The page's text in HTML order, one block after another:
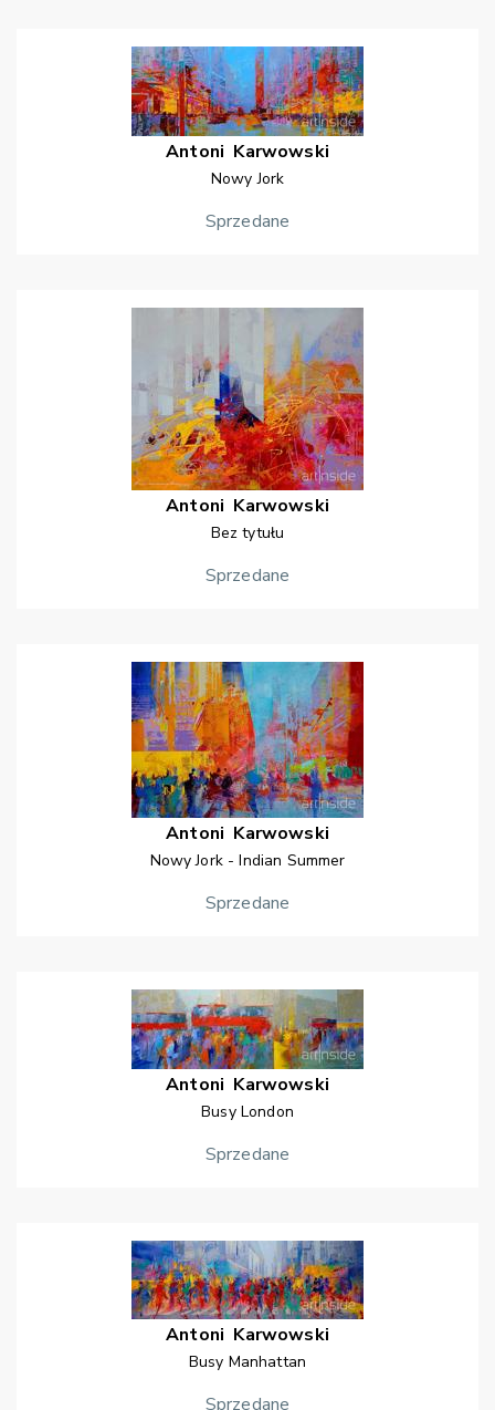
Antoni Karwowski
Nowy Jork
Sprzedane
Antoni Karwowski
Bez tytułu
Sprzedane
Antoni Karwowski
Nowy Jork - Indian Summer
Sprzedane
Antoni Karwowski
Busy London
Sprzedane
Antoni Karwowski
Busy Manhattan
Sprzedane